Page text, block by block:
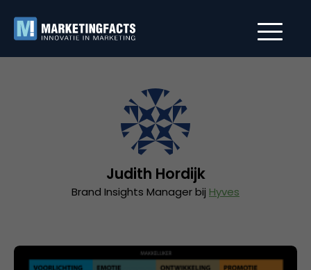
Judith Hordijk
Brand Insights Manager bij Hyves